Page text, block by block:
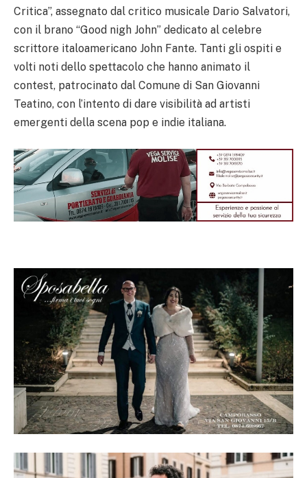
Critica”, assegnato dal critico musicale Dario Salvatori,
con il brano “Good nigh John” dedicato al celebre
scrittore italoamericano John Fante. Tanti gli ospiti e
volti noti dello spettacolo che hanno animato il
contest, patrocinato dal Comune di San Giovanni
Teatino, con l’intento di dare visibilità ad artisti
emergenti della scena pop e indie italiana.